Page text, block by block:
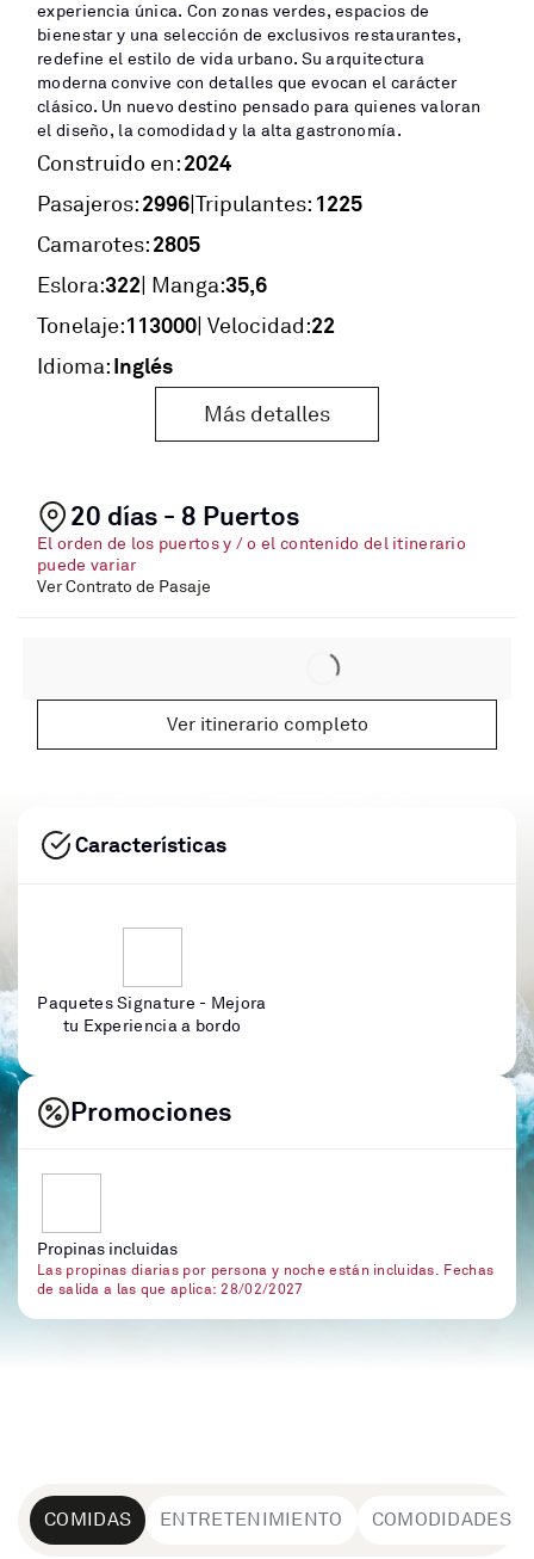
experiencia única. Con zonas verdes, espacios de
bienestar y una selección de exclusivos restaurantes,
redefine el estilo de vida urbano. Su arquitectura
moderna convive con detalles que evocan el carácter
clásico. Un nuevo destino pensado para quienes valoran
el diseño, la comodidad y la alta gastronomía.
Construido en:2024
Pasajeros:2996|Tripulantes: 1225
Camarotes:2805
Eslora:322| Manga:35,6
Tonelaje:113000| Velocidad:22
Idioma:Inglés
Más detalles
20 días - 8 Puertos
El orden de los puertos y / o el contenido del itinerario
puede variar
Ver Contrato de Pasaje
Ver itinerario completo
Características
Paquetes Signature - Mejora
tu Experiencia a bordo
Promociones
Propinas incluidas
Las propinas diarias por persona y noche están incluidas. Fechas
de salida a las que aplica: 28/02/2027
COMIDAS ENTRETENIMIENTO COMODIDADES